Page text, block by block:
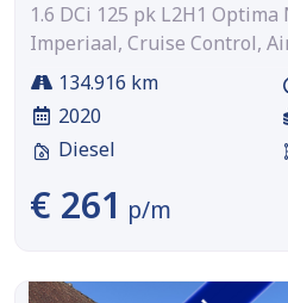
1.6 DCi 125 pk L2H1
Imperiaal, Cruise Control,
134.916 km
2020
Diesel
€ 261 p/m